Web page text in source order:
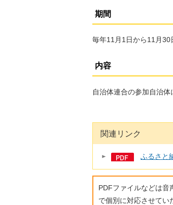
期間
毎年11月1日から11月30
内容
自治体連合の参加自治
関連リンク
ふるさと
PDFファイルなどは音
で個別に対応させてい